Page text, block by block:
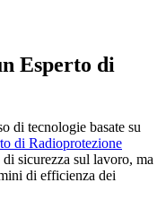
Esperto di
di tecnologie basate su
di Radioprotezione
sicurezza sul lavoro, ma
di efficienza dei